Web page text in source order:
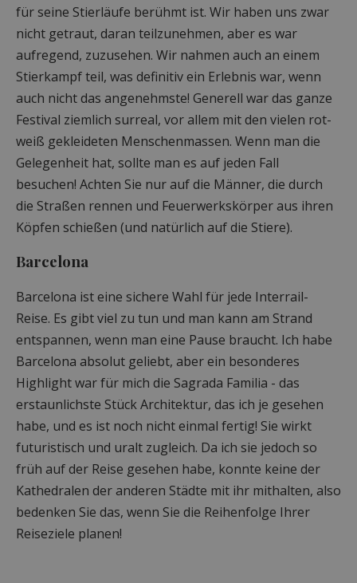
für seine Stierläufe berühmt ist. Wir haben uns zwar
nicht getraut, daran teilzunehmen, aber es war
aufregend, zuzusehen. Wir nahmen auch an einem
Stierkampf teil, was definitiv ein Erlebnis war, wenn
auch nicht das angenehmste! Generell war das ganze
Festival ziemlich surreal, vor allem mit den vielen rot-
weiß gekleideten Menschenmassen. Wenn man die
Gelegenheit hat, sollte man es auf jeden Fall
besuchen! Achten Sie nur auf die Männer, die durch
die Straßen rennen und Feuerwerkskörper aus ihren
Köpfen schießen (und natürlich auf die Stiere).
Barcelona
Barcelona ist eine sichere Wahl für jede Interrail-
Reise. Es gibt viel zu tun und man kann am Strand
entspannen, wenn man eine Pause braucht. Ich habe
Barcelona absolut geliebt, aber ein besonderes
Highlight war für mich die Sagrada Familia - das
erstaunlichste Stück Architektur, das ich je gesehen
habe, und es ist noch nicht einmal fertig! Sie wirkt
futuristisch und uralt zugleich. Da ich sie jedoch so
früh auf der Reise gesehen habe, konnte keine der
Kathedralen der anderen Städte mit ihr mithalten, also
bedenken Sie das, wenn Sie die Reihenfolge Ihrer
Reiseziele planen!